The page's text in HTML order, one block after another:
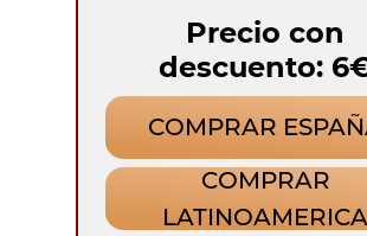
Precio con
descuento:
COMPRAR
COMPRAR
LATINOAMERICA